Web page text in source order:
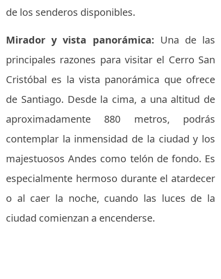
de los senderos disponibles.
Mirador y vista panorámica: Una de las
principales razones para visitar el Cerro San
Cristóbal es la vista panorámica que ofrece
de Santiago. Desde la cima, a una altitud de
aproximadamente 880 metros, podrás
contemplar la inmensidad de la ciudad y los
majestuosos Andes como telón de fondo. Es
especialmente hermoso durante el atardecer
o al caer la noche, cuando las luces de la
ciudad comienzan a encenderse.